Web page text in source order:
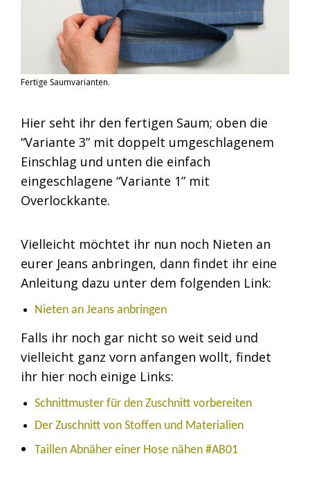
Fertige Saumvarianten.
Hier seht ihr den fertigen Saum; oben die
“Variante 3” mit doppelt umgeschlagenem
Einschlag und unten die einfach
eingeschlagene “Variante 1” mit
Overlockkante.
Vielleicht möchtet ihr nun noch Nieten an
eurer Jeans anbringen, dann findet ihr eine
Anleitung dazu unter dem folgenden Link:
Nieten an Jeans anbringen
Falls ihr noch gar nicht so weit seid und
vielleicht ganz vorn anfangen wollt, findet
ihr hier noch einige Links:
Schnittmuster für den Zuschnitt vorbereiten
Der Zuschnitt von Stoffen und Materialien
Taillen Abnäher einer Hose nähen #AB01